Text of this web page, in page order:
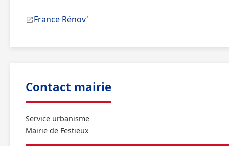
France Rénov'
Contact mairie
Service urbanisme
Mairie de Festieux